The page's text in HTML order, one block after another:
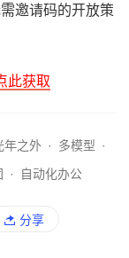
邀请码的开放策
此获取
年之外 · 多模型 ·
· 自动化办公
分享